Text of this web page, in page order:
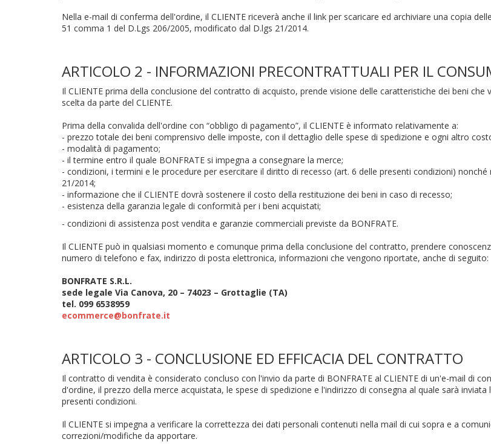
Nella e-mail di conferma dell'ordine, il CLIENTE riceverà anche il link per scaricare ed archiviare una copia
51 comma 1 del D.Lgs 206/2005, modificato dal D.lgs 21/2014.
ARTICOLO 2 - INFORMAZIONI PRECONTRATTUALI PER IL
Il CLIENTE prima della conclusione del contratto di acquisto, prende visione delle caratteristiche dei beni
scelta da parte del CLIENTE.
Prima della convalida dell'ordine con “obbligo di pagamento”, il CLIENTE è informato relativamente a:
- prezzo totale dei beni comprensivo delle imposte, con il dettaglio delle spese di spedizione e ogni altro
- modalità di pagamento;
- il termine entro il quale BONFRATE si impegna a consegnare la merce;
- condizioni, i termini e le procedure per esercitare il diritto di recesso (art. 6 delle presenti condizioni)
21/2014;
- informazione che il CLIENTE dovrà sostenere il costo della restituzione dei beni in caso di recesso;
- esistenza della garanzia legale di conformità per i beni acquistati;
- condizioni di assistenza post vendita e garanzie commerciali previste da BONFRATE.
Il CLIENTE può in qualsiasi momento e comunque prima della conclusione del contratto, prendere
numero di telefono e fax, indirizzo di posta elettronica, informazioni che vengono riportate, anche di seguito:
BONFRATE S.R.L.
sede legale Via Canova, 20 – 74023 – Grottaglie (TA)
tel. 099 6538959
ecommerce@bonfrate.it
ARTICOLO 3 - CONCLUSIONE ED EFFICACIA DEL CONTRATTO
Il contratto di vendita è considerato concluso con l'invio da parte di BONFRATE al CLIENTE di un'e-mail di
d'ordine, il prezzo della merce acquistata, le spese di spedizione e l'indirizzo di consegna al quale sarà
presenti condizioni.
Il CLIENTE si impegna a verificare la correttezza dei dati personali contenuti nella mail di cui sopra e a
correzioni/modifiche da apportare.